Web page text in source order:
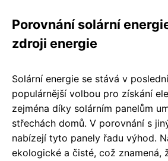
Porovnání solární
zdroji energie
Solární energie se stává v
populárnější volbou pro získání
zejména díky solárním panelům
střechách domů. V porovnání s
nabízejí tyto panely řadu výhod.
ekologické a čisté, což znamená,